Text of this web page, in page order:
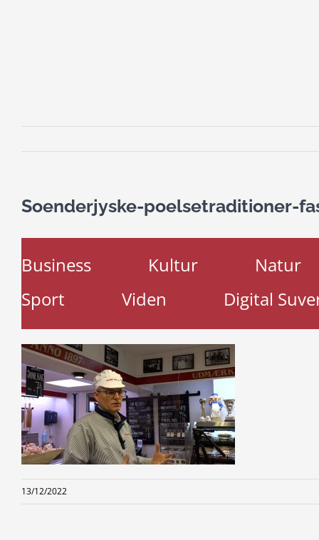
Soenderjyske-poelsetraditioner-
Business Kultur
Natur
Sport
Viden Digital
13/12/2022